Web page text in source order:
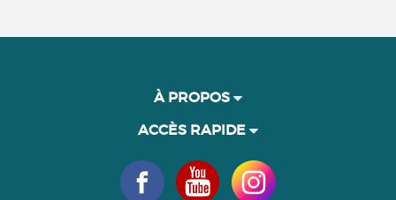
À PROPOS
ACCÈS RAPIDE